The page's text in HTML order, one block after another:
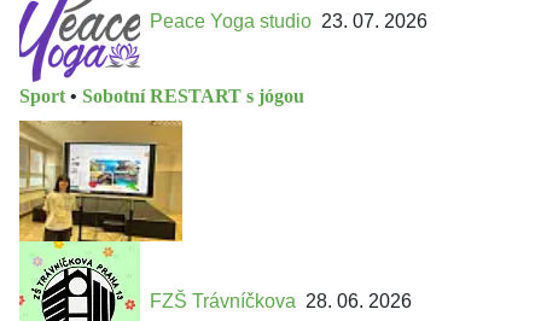
Peace Yoga studio 23. 07. 2026
Sport • Sobotní RESTART s jógou
FZŠ Trávníčkova 28. 06. 2026